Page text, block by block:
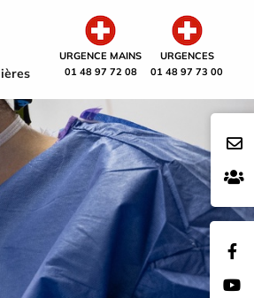
URGENCE MAINS
01 48 97 72 08
URGENCES
01 48 97 73 00